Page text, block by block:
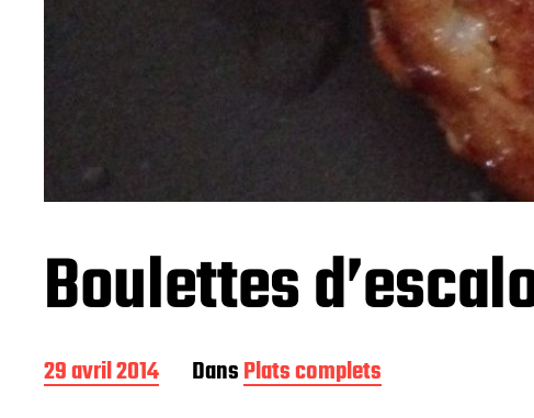
Boulettes
D
a
29 avril 2014 DansPlats complets